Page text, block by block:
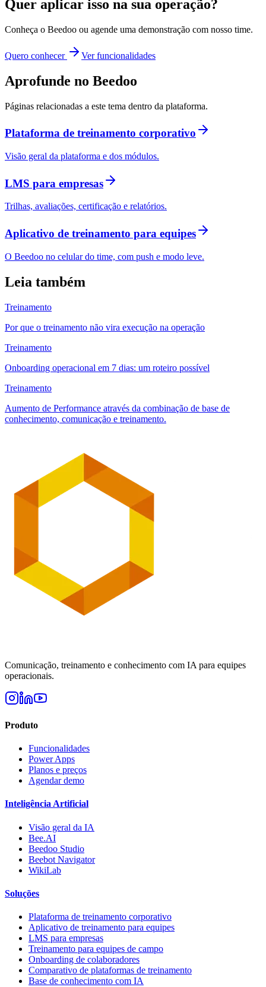
Quer aplicar isso na sua operação?
Conheça o Beedoo ou agende uma demonstração com nosso time.
Quero conhecer Ver funcionalidades
Aprofunde no Beedoo
Páginas relacionadas a este tema dentro da plataforma.
Plataforma de treinamento corporativo
Visão geral da plataforma e dos módulos.
LMS para empresas
Trilhas, avaliações, certificação e relatórios.
Aplicativo de treinamento para equipes
O Beedoo no celular do time, com push e modo leve.
Leia também
Treinamento
Por que o treinamento não vira execução na operação
Treinamento
Onboarding operacional em 7 dias: um roteiro possível
Treinamento
Aumento de Performance através da combinação de base de
conhecimento, comunicação e treinamento.
Comunicação, treinamento e conhecimento com IA para equipes
operacionais.
Produto
Funcionalidades
Power Apps
Planos e preços
Agendar demo
Inteligência Artificial
Visão geral da IA
Bee.AI
Beedoo Studio
Beebot Navigator
WikiLab
Soluções
Plataforma de treinamento corporativo
Aplicativo de treinamento para equipes
LMS para empresas
Treinamento para equipes de campo
Onboarding de colaboradores
Comparativo de plataformas de treinamento
Base de conhecimento com IA